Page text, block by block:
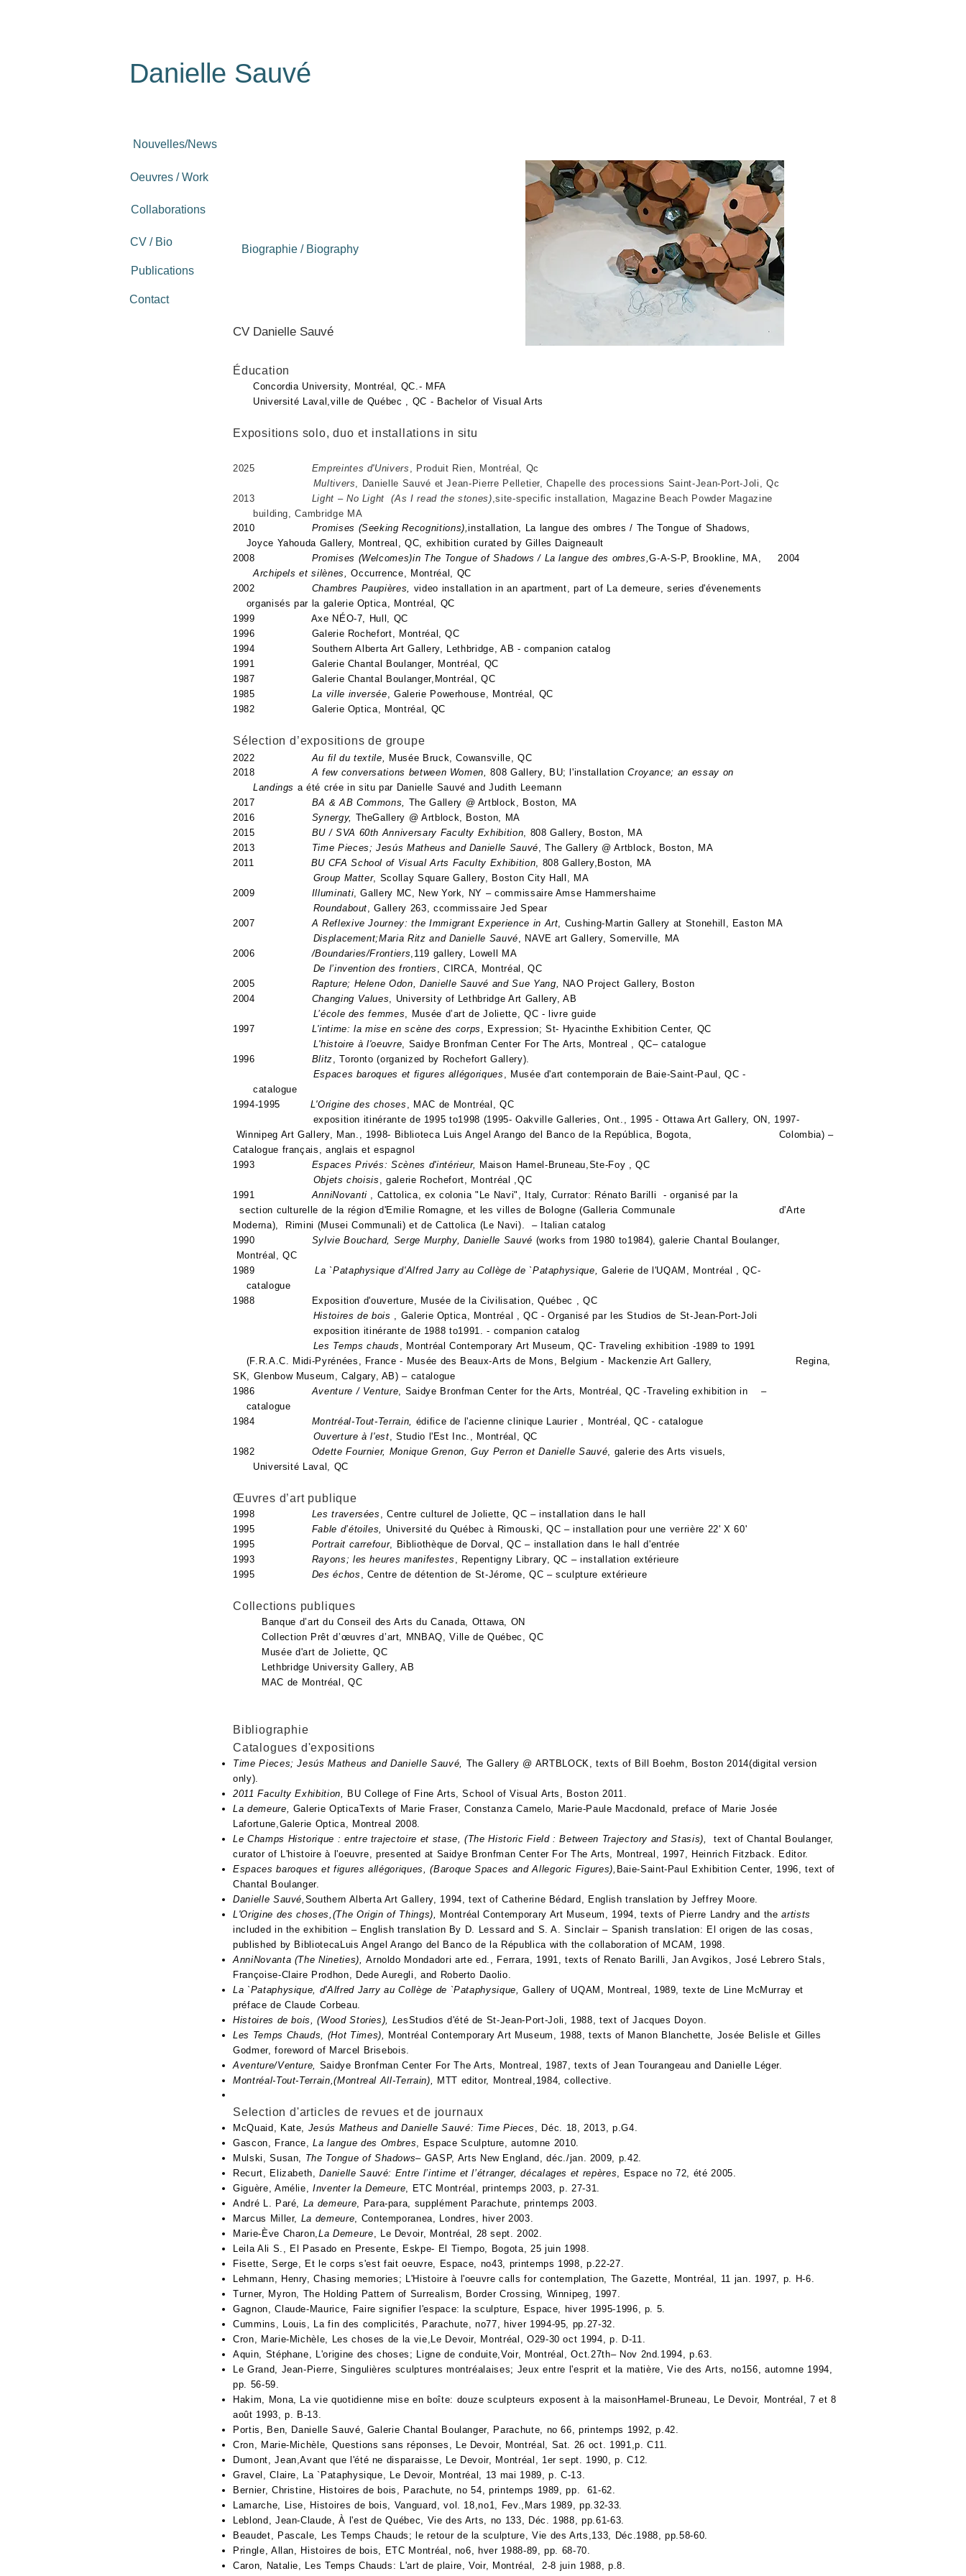
Danielle Sauvé
Biographie / Biography
CV Danielle Sauvé
Éducation
Concordia University, Montréal, QC.- MFA
Université Laval,ville de Québec , QC - Bachelor of Visual Arts
Expositions solo, duo et installations in situ
2025 Empreintes d'Univers , Produit Rien, Montréal, Qc
Multivers, Danielle Sauvé et Jean-Pierre Pelletier, Chapelle des processions Saint-Jean-Port-Joli, Qc
2013 Light – No Light (As I read the stones),site-specific installation, Magazine Beach Powder Magazine
building, Cambridge MA
2010 Promises (Seeking Recognitions),installation, La langue des ombres / The Tongue of Shadows,
Joyce Yahouda Gallery, Montreal, QC, exhibition curated by Gilles Daigneault
2008
Promises (Welcomes)in The Tongue of Shadows / La langue des ombres,G-A-S-P, Brookline, MA, 2004
Archipels et silènes, Occurrence, Montréal, QC
2002
Chambres Paupières, video installation in an apartment, part of La demeure, series d'évenements
organisés par la galerie Optica, Montréal, QC
1999 Axe NÉO-7, Hull, QC
1996 Galerie Rochefort, Montréal, QC
1994 Southern Alberta Art Gallery, Lethbridge, AB - companion catalog
1991 Galerie Chantal Boulanger, Montréal, QC
1987 Galerie Chantal Boulanger,Montréal, QC
1985 La ville inversée, Galerie Powerhouse, Montréal, QC
1982 Galerie Optica, Montréal, QC
Sélection d’expositions de groupe
2022Au fil du textile, Musée Bruck, Cowansville, QC
2018
A few conversations between Women,808 Gallery, BU; l'installationCroyance; an essay on
Landings a été crée in situ par Danielle Sauvé and Judith Leemann
2017
BA & AB Commons, The Gallery @ Artblock, Boston, MA
2016
Synergy, TheGallery @ Artblock, Boston, MA
2015 BU / SVA 60th Anniversary Faculty Exhibition, 808 Gallery, Boston, MA
2013 Time Pieces; Jesús Matheus and Danielle Sauvé, The Gallery @ Artblock, Boston, MA
2011 BU CFA School of Visual Arts Faculty Exhibition, 808 Gallery,Boston, MA
Group Matter, Scollay Square Gallery, Boston City Hall, MA
2009 Illuminati, Gallery MC, New York, NY – commissaire Amse Hammershaime
Roundabout, Gallery 263, ccommissaire Jed Spear
2007A Reflexive Journey: the Immigrant Experience in Art, Cushing-Martin Gallery at Stonehill, Easton MA
Displacement;Maria Ritz and Danielle Sauvé, NAVE art Gallery, Somerville, MA
2006/Boundaries/Frontiers,119 gallery, Lowell MA
De l’invention des frontiers , CIRCA, Montréal, QC
2005 Rapture; Helene Odon, Danielle Sauvé and Sue Yang, NAO Project Gallery, Boston
2004
Changing Values, University of Lethbridge Art Gallery, AB
L’école des femmes, Musée d’art de Joliette, QC - livre guide
1997
L'intime: la mise en scène des corps , Expression; St- Hyacinthe Exhibition Center, QC
L'histoire à l'oeuvre, Saidye Bronfman Center For The Arts, Montreal , QC– catalogue
1996 Blitz, Toronto (organized by Rochefort Gallery).
Espaces baroques et figures allégoriques , Musée d'art contemporain de Baie-Saint-Paul, QC -
catalogue
1994-1995 L'Origine des choses , MAC de Montréal, QC
exposition itinérante de 1995 to1998 (1995- Oakville Galleries, Ont., 1995 - Ottawa Art Gallery, ON, 1997-
Winnipeg Art Gallery, Man., 1998- Biblioteca Luis Angel Arango del Banco de la República, Bogota, Colombia) –
Catalogue français, anglais et espagnol
1993 Espaces Privés: Scènes d'intérieur, Maison Hamel-Bruneau,Ste-Foy , QC
Objets choisis , galerie Rochefort, Montréal ,QC
1991AnniNovanti , Cattolica, ex colonia "Le Navi", Italy, Currator: Rénato Barilli - organisé par la
section culturelle de la région d'Emilie Romagne, et les villes de Bologne (Galleria Communale d'Arte
Moderna), Rimini (Musei Communali) et de Cattolica (Le Navi). – Italian catalog
1990 Sylvie Bouchard, Serge Murphy, Danielle Sauvé (works from 1980 to1984), galerie Chantal Boulanger,
Montréal, QC
1989La `Pataphysique d'Alfred Jarry au Collège de `Pataphysique, Galerie de l'UQAM, Montréal , QC-
catalogue
1988 Exposition d'ouverture, Musée de la Civilisation, Québec , QC
Histoires de bois , Galerie Optica, Montréal , QC - Organisé par les Studios de St-Jean-Port-Joli
exposition itinérante de 1988 to1991. - companion catalog
Les Temps chauds , Montréal Contemporary Art Museum, QC- Traveling exhibition -1989 to 1991
(F.R.A.C. Midi-Pyrénées, France - Musée des Beaux-Arts de Mons, Belgium - Mackenzie Art Gallery, Regina,
SK, Glenbow Museum, Calgary, AB) – catalogue
1986Aventure / Venture, Saidye Bronfman Center for the Arts, Montréal, QC -Traveling exhibition in –
catalogue
1984 Montréal-Tout-Terrain, édifice de l'acienne clinique Laurier , Montréal, QC - catalogue
Ouverture à l'est, Studio l'Est Inc., Montréal, QC
1982 Odette Fournier, Monique Grenon, Guy Perron et Danielle Sauvé, galerie des Arts visuels,
Université Laval, QC
Œuvres d’art publique
1998 Les traversées , Centre culturel de Joliette, QC – installation dans le hall
1995 Fable d’étoiles, Université du Québec à Rimouski, QC – installation pour une verrière 22' X 60'
1995 Portrait carrefour, Bibliothèque de Dorval, QC – installation dans le hall d'entrée
1993 Rayons; les heures manifestes , Repentigny Library, QC – installation extérieure
1995 Des échos , Centre de détention de St-Jérome, QC – sculpture extérieure
Collections publiques
Banque d’art du Conseil des Arts du Canada, Ottawa, ON
Collection Prêt d’œuvres d’art, MNBAQ, Ville de Québec, QC
Musée d'art de Joliette, QC
Lethbridge University Gallery, AB
MAC de Montréal, QC
Bibliographie
Catalogues d'expositions
Time Pieces; Jesús Matheus and Danielle Sauvé, The Gallery @ ARTBLOCK, texts of Bill Boehm, Boston 2014(digital version
only).
2011 Faculty Exhibition, BU College of Fine Arts, School of Visual Arts, Boston 2011.
La demeure, Galerie OpticaTexts of Marie Fraser, Constanza Camelo, Marie-Paule Macdonald, preface of Marie Josée
Lafortune,Galerie Optica, Montreal 2008.
Le Champs Historique : entre trajectoire et stase, (The Historic Field : Between Trajectory and Stasis), text of Chantal Boulanger,
curator of L'histoire à l'oeuvre, presented at Saidye Bronfman Center For The Arts, Montreal, 1997, Heinrich Fitzback. Editor.
Espaces baroques et figures allégoriques, (Baroque Spaces and Allegoric Figures), Baie-Saint-Paul Exhibition Center, 1996, text of
Chantal Boulanger.
Danielle Sauvé, Southern Alberta Art Gallery, 1994, text of Catherine Bédard, English translation by Jeffrey Moore.
L'Origine des choses,(The Origin of Things), Montréal Contemporary Art Museum, 1994, texts of Pierre Landry and theartists
included in the exhibition – English translation By D. Lessard and S. A. Sinclair – Spanish translation: El origen de las cosas,
published by BibliotecaLuis Angel Arango del Banco de la Républica with the collaboration of MCAM, 1998.
AnniNovanta (The Nineties),Arnoldo Mondadori arte ed., Ferrara, 1991, texts of Renato Barilli, Jan Avgikos, José Lebrero Stals,
Françoise-Claire Prodhon, Dede Auregli, and Roberto Daolio.
La `Pataphysique, d'Alfred Jarry au Collège de `Pataphysique,Gallery of UQAM, Montreal, 1989, texte de Line McMurray et
préface de Claude Corbeau.
Histoires de bois, (Wood Stories), LesStudios d'été de St-Jean-Port-Joli, 1988, text of Jacques Doyon.
Les Temps Chauds, (Hot Times), Montréal Contemporary Art Museum, 1988, texts of Manon Blanchette, Josée Belisle et Gilles
Godmer, foreword of Marcel Brisebois.
Aventure/Venture, Saidye Bronfman Center For The Arts, Montreal, 1987, texts of Jean Tourangeau and Danielle Léger.
Montréal-Tout-Terrain,(Montreal All-Terrain), MTT editor, Montreal,1984, collective.
Selection d'articles de revues et de journaux
McQuaid, Kate, Jesús Matheus and Danielle Sauvé: Time Pieces , Déc. 18, 2013, p.G4.
Gascon, France,La langue des Ombres, Espace Sculpture, automne 2010.
Mulski, Susan, The Tongue of Shadows– GASP, Arts New England, déc./jan. 2009, p.42.
Recurt, Elizabeth,Danielle Sauvé: Entre l’intime et l’étranger, décalages et repères, Espace no 72, été 2005.
Giguère, Amélie,Inventer la Demeure, ETC Montréal, printemps 2003, p. 27-31.
André L. Paré, La demeure, Para-para, supplément Parachute, printemps 2003.
Marcus Miller, La demeure, Contemporanea, Londres, hiver 2003.
Marie-Ève Charon,La Demeure, Le Devoir, Montréal, 28 sept. 2002.
Leila Ali S., El Pasado en Presente, Eskpe- El Tiempo, Bogota, 25 juin 1998.
Fisette, Serge, Et le corps s'est fait oeuvre, Espace, no43, printemps 1998, p.22-27.
Lehmann, Henry, Chasing memories; L'Histoire à l'oeuvre calls for contemplation, The Gazette, Montréal, 11 jan. 1997, p. H-6.
Turner, Myron, The Holding Pattern of Surrealism, Border Crossing, Winnipeg, 1997.
Gagnon, Claude-Maurice, Faire signifier l'espace: la sculpture, Espace, hiver 1995-1996, p. 5.
Cummins, Louis, La fin des complicités, Parachute, no77, hiver 1994-95, pp.27-32.
Cron, Marie-Michèle, Les choses de la vie,Le Devoir, Montréal, O29-30 oct 1994, p. D-11.
Aquin, Stéphane, L'origine des choses; Ligne de conduite,Voir, Montréal, Oct.27th– Nov 2nd.1994, p.63.
Le Grand, Jean-Pierre, Singulières sculptures montréalaises; Jeux entre l'esprit et la matière, Vie des Arts, no156, automne 1994,
pp. 56-59.
Hakim, Mona, La vie quotidienne mise en boîte: douze sculpteurs exposent à la maisonHamel-Bruneau, Le Devoir, Montréal, 7 et 8
août 1993, p. B-13.
Portis, Ben, Danielle Sauvé, Galerie Chantal Boulanger, Parachute, no 66, printemps 1992, p.42.
Cron, Marie-Michèle, Questions sans réponses, Le Devoir, Montréal, Sat. 26 oct. 1991,p. C11.
Dumont, Jean,Avant que l'été ne disparaisse, Le Devoir, Montréal, 1er sept. 1990, p. C12.
Gravel, Claire, La `Pataphysique, Le Devoir, Montréal, 13 mai 1989, p. C-13.
Bernier, Christine, Histoires de bois, Parachute, no 54, printemps 1989, pp. 61-62.
Lamarche, Lise, Histoires de bois, Vanguard, vol. 18,no1, Fev.,Mars 1989, pp.32-33.
Leblond, Jean-Claude, À l'est de Québec, Vie des Arts, no 133, Déc. 1988, pp.61-63.
Beaudet, Pascale, Les Temps Chauds; le retour de la sculpture, Vie des Arts,133, Déc.1988, pp.58-60.
Pringle, Allan, Histoires de bois, ETC Montréal, no6, hver 1988-89, pp. 68-70.
Caron, Natalie, Les Temps Chauds: L'art de plaire, Voir, Montréal, 2-8 juin 1988, p.8.
Oeuvres / Work
CV / Bio
Contact
Collaborations
Nouvelles/News
Publications